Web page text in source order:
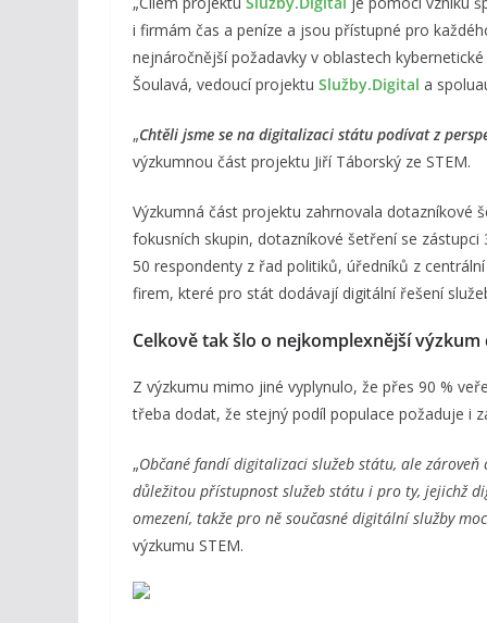
i firmám čas a peníze a jsou přístupné pro
nejnáročnější požadavky v oblastech
Šoulavá, vedoucí projektu Služby.Digital a
„Chtěli jsme se na digitalizaci státu podívat z
výzkumnou část projektu Jiří Táborský ze STEM.
Výzkumná část projektu zahrnovala dotazníkové
fokusních skupin, dotazníkové šetření se
50 respondenty z řad politiků, úředníků z
firem, které pro stát dodávají digitální řešení
Celkově tak šlo o nejkomplexnější
Z výzkumu mimo jiné vyplynulo, že přes 90 %
třeba dodat, že stejný podíl populace požaduje i
„Občané fandí digitalizaci služeb státu, ale
důležitou přístupnost služeb státu i pro ty, jejichž
omezení, takže pro ně současné digitální služby
výzkumu STEM.